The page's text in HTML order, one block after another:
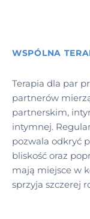
WSPÓLNA
Terapia dla par
partnerów
partnerskim,
intymnej.
pozwala odkryć
bliskość oraz
mają miejsce w
sprzyja szczerej